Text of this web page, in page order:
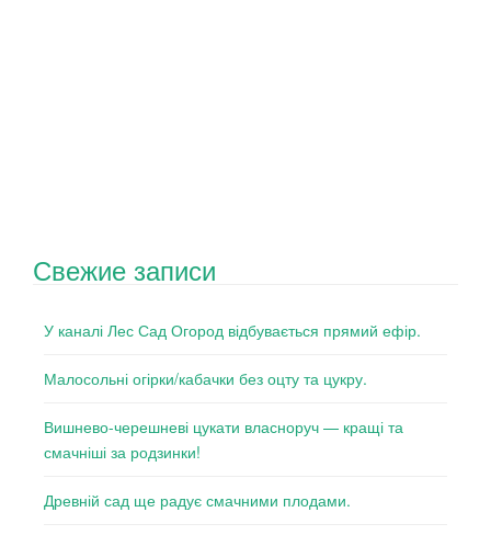
Свежие записи
У каналі Лес Сад Огород відбувається прямий ефір.
Малосольні огірки/кабачки без оцту та цукру.
Вишнево-черешневі цукати власноруч — кращі та
смачніші за родзинки!
Древній сад ще радує смачними плодами.